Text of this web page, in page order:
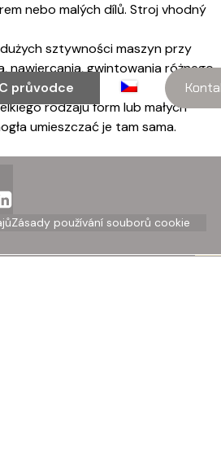
průvodce
nebo malých dílů. Stroj vhodný
sztywności maszyn przy
nawiercania, gwintowania różnego
rodzaju form lub małych
umieszczać je tam sama.
Zásady používání souborů cookie